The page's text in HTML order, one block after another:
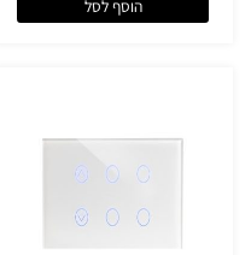
הוסף לסל